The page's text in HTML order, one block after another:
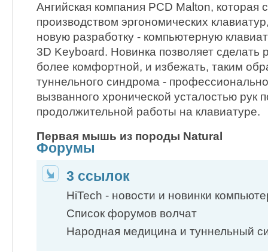
Ангийская компания PCD Malton, которая
производством эргономических
новую разработку - компьютерную
3D Keyboard. Новинка позволяет сделать
более комфортной, и избежать, таким
туннельного синдрома -
вызванного хронической усталостью рук
продолжительной работы на клавиатуре.
Первая мышь из породы Natural
Форумы
3 ссылок
HiTech - новости и новинки
Список форумов волчат
Народная медицина и туннельный